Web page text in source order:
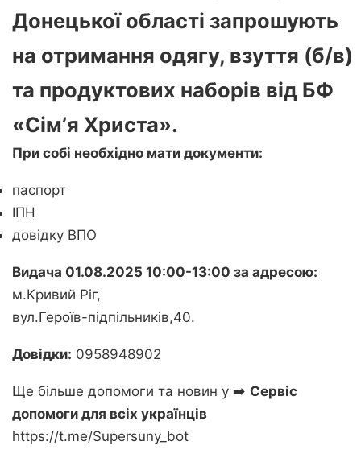
Донецької області запрошують
на отримання одягу, взуття (б/в)
та продуктових наборів від БФ
«Сімʼя Христа».
При собі необхідно мати документи:
паспорт
ІПН
довідку ВПО
Видача 01.08.2025 10:00-13:00 за адресою:
м.Кривий Ріг,
вул.Героїв-підпільників,40.
Довідки: 0958948902
Ще більше допомоги та новин у ➡️ Сервіс
допомоги для всіх українців
https://t.me/Supersuny_bot